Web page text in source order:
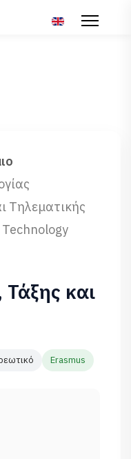
Επιλέξτε τη
Τηλεματικής
και
Erasmus